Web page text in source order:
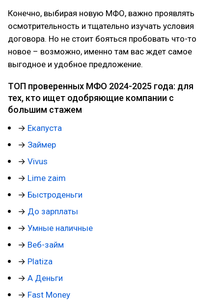
Конечно, выбирая новую МФО, важно проявлять
осмотрительность и тщательно изучать условия
договора. Но не стоит бояться пробовать что-то
новое – возможно, именно там вас ждет самое
выгодное и удобное предложение.
ТОП проверенных МФО 2024-2025 года: для
тех, кто ищет одобряющие компании с
большим стажем
→ Екапуста
→ Займер
→ Vivus
→ Lime zaim
→ Быстроденьги
→ До зарплаты
→ Умные наличные
→ Веб-займ
→ Platiza
→ А Деньги
→ Fast Money